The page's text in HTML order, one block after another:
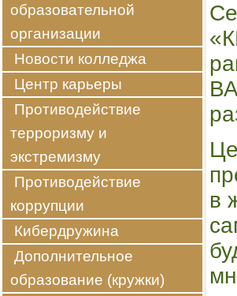
образовательной
организации
Новости колледжа
Центр карьеры
Противодействие
терроризму и
экстремизму
Противодействие
коррупции
Кибердружина
Дополнительное
образование (кружки)
в